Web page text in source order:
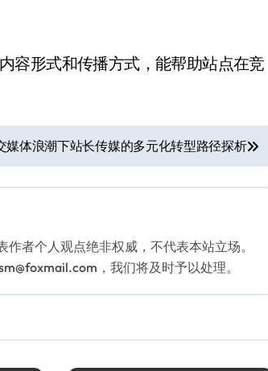
容形式和传播方式，能帮助站点在竞
媒体浪潮下站长传媒的多元化转型路径探析
者个人观点绝非权威，不代表本站立场。
，我们将及时予以处理。